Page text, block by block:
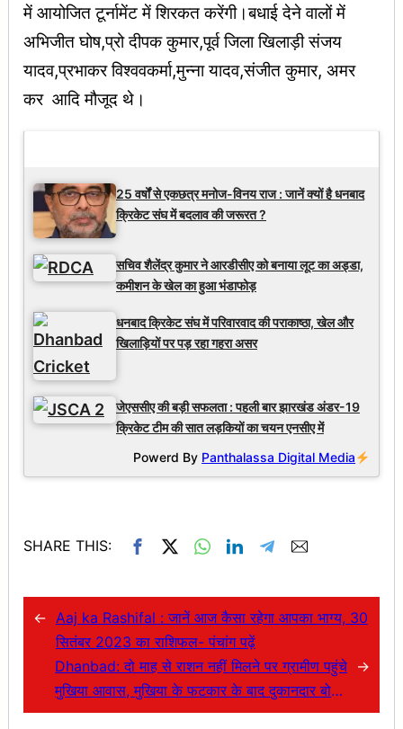
में आयोजित टूर्नामेंट में शिरकत करेंगी।बधाई देने वालों में
अभिजीत घोष,प्रो दीपक कुमार,पूर्व जिला खिलाड़ी संजय
यादव,प्रभाकर विश्ववकर्मा,मुन्ना यादव,संजीत कुमार, अमर
कर आदि मौजूद थे।
25 वर्षों से एकछत्र मनोज-विनय राज : जानें क्यों है धनबाद
क्रिकेट संघ में बदलाव की जरूरत ?
सचिव शैलेंद्र कुमार ने आरडीसीए को बनाया लूट का अड्डा,
कमीशन के खेल का हुआ भंडाफोड़
धनबाद क्रिकेट संघ में परिवारवाद की पराकाष्ठा, खेल और
खिलाड़ियों पर पड़ रहा गहरा असर
जेएससीए की बड़ी सफलता : पहली बार झारखंड अंडर-19
क्रिकेट टीम की सात लड़कियों का चयन एनसीए में
Powerd By Panthalassa Digital Media
SHARE THIS:
← Aaj ka Rashifal : जानें आज कैसा रहेगा आपका भाग्य, 30
सितंबर 2023 का राशिफल- पंचांग पढ़ें
Dhanbad: दो माह से राशन नहीं मिलने पर ग्रामीण पहुंचे
मुखिया आवास, मुखिया के फटकार के बाद दुकानदार बोले-
अगले माह मिलेगा सितंबर का राशन
→